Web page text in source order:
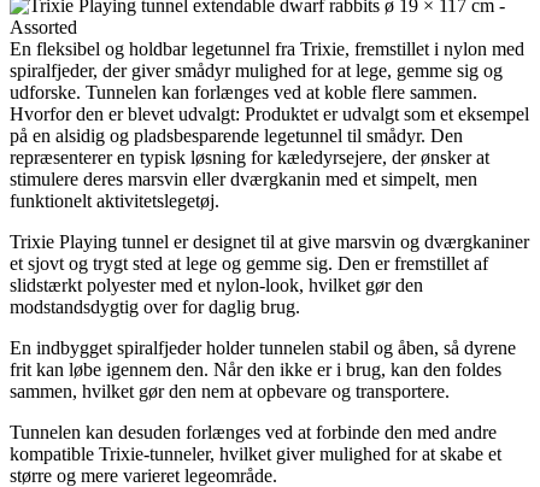
En fleksibel og holdbar legetunnel fra Trixie, fremstillet i nylon med
spiralfjeder, der giver smådyr mulighed for at lege, gemme sig og
udforske. Tunnelen kan forlænges ved at koble flere sammen.
Hvorfor den er blevet udvalgt: Produktet er udvalgt som et eksempel
på en alsidig og pladsbesparende legetunnel til smådyr. Den
repræsenterer en typisk løsning for kæledyrsejere, der ønsker at
stimulere deres marsvin eller dværgkanin med et simpelt, men
funktionelt aktivitetslegetøj.
Trixie Playing tunnel er designet til at give marsvin og dværgkaniner
et sjovt og trygt sted at lege og gemme sig. Den er fremstillet af
slidstærkt polyester med et nylon-look, hvilket gør den
modstandsdygtig over for daglig brug.
En indbygget spiralfjeder holder tunnelen stabil og åben, så dyrene
frit kan løbe igennem den. Når den ikke er i brug, kan den foldes
sammen, hvilket gør den nem at opbevare og transportere.
Tunnelen kan desuden forlænges ved at forbinde den med andre
kompatible Trixie-tunneler, hvilket giver mulighed for at skabe et
større og mere varieret legeområde.